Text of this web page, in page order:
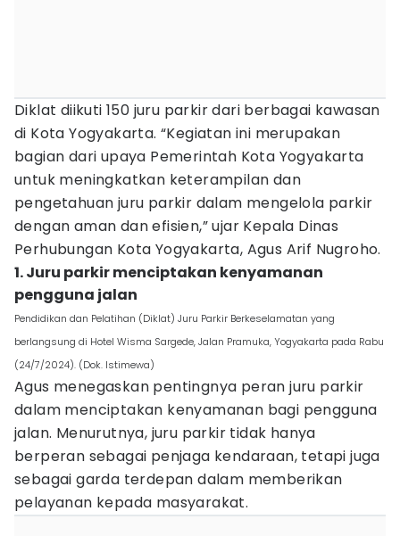
Diklat diikuti 150 juru parkir dari berbagai kawasan
di Kota Yogyakarta. “Kegiatan ini merupakan
bagian dari upaya Pemerintah Kota Yogyakarta
untuk meningkatkan keterampilan dan
pengetahuan juru parkir dalam mengelola parkir
dengan aman dan efisien,” ujar Kepala Dinas
Perhubungan Kota Yogyakarta, Agus Arif Nugroho.
1. Juru parkir menciptakan kenyamanan
pengguna jalan
Pendidikan dan Pelatihan (Diklat) Juru Parkir Berkeselamatan yang
berlangsung di Hotel Wisma Sargede, Jalan Pramuka, Yogyakarta pada Rabu
(24/7/2024). (Dok. Istimewa)
Agus menegaskan pentingnya peran juru parkir
dalam menciptakan kenyamanan bagi pengguna
jalan. Menurutnya, juru parkir tidak hanya
berperan sebagai penjaga kendaraan, tetapi juga
sebagai garda terdepan dalam memberikan
pelayanan kepada masyarakat.